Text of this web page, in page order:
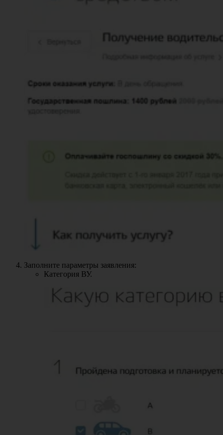
Заполните параметры заявления:
Категория ВУ.